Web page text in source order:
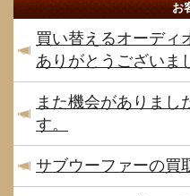
お
買い替えるオーディ
ありがとうございま
また機会がありまし
す。
サブウーファーの買